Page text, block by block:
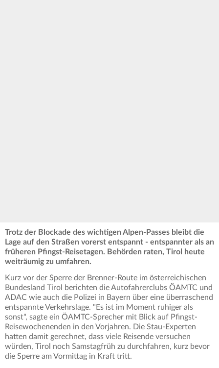
Trotz der Blockade des wichtigen Alpen-Passes bleibt die
Lage auf den Straßen vorerst entspannt - entspannter als an
früheren Pfingst-Reisetagen. Behörden raten, Tirol heute
weiträumig zu umfahren.
Kurz vor der Sperre der Brenner-Route im österreichischen
Bundesland Tirol berichten die Autofahrerclubs ÖAMTC und
ADAC wie auch die Polizei in Bayern über eine überraschend
entspannte Verkehrslage. "Es ist im Moment ruhiger als
sonst", sagte ein ÖAMTC-Sprecher mit Blick auf Pfingst-
Reisewochenenden in den Vorjahren. Die Stau-Experten
hatten damit gerechnet, dass viele Reisende versuchen
würden, Tirol noch Samstagfrüh zu durchfahren, kurz bevor
die Sperre am Vormittag in Kraft tritt.